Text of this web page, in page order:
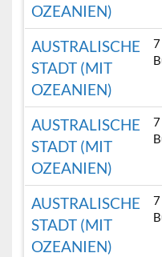
OZEANIEN)
AUSTRALISCHE
STADT (MIT
OZEANIEN)
7
AUSTRALISCHE
STADT (MIT
OZEANIEN)
7
AUSTRALISCHE
STADT (MIT
OZEANIEN)
7